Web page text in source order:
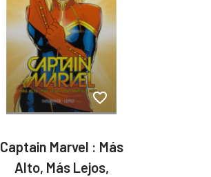
Captain Marvel : Más
Alto, Más Lejos,